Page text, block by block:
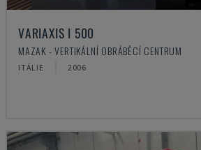
VARIAXIS I 500
MAZAK - VERTIKÁLNÍ OBRÁBĚCÍ CENTRUM
ITÁLIE 2006